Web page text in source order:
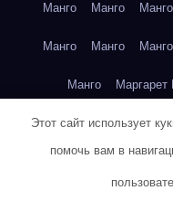
Манго Манго Манго
Манго Манго Манго
Манго
Марк Твен —
Марк Твен —
Марк Твен —
Этот сайт использует
помочь вам в